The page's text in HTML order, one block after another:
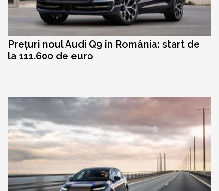
Prețuri noul Audi Q9 în România: start de
la 111.600 de euro